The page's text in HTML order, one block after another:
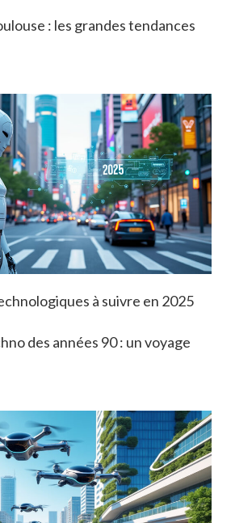
: les grandes tendances
à suivre en 2025
des années 90 : un voyage